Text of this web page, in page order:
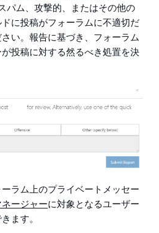
パム、攻撃的、またはその他の
に投稿がフォーラムに不適切だ
い。報告に基づき、フォーラム
投稿に対する然るべき処置を決
ーラム上のプライベートメッセー
ージャーに対象となるユーザー
ます。